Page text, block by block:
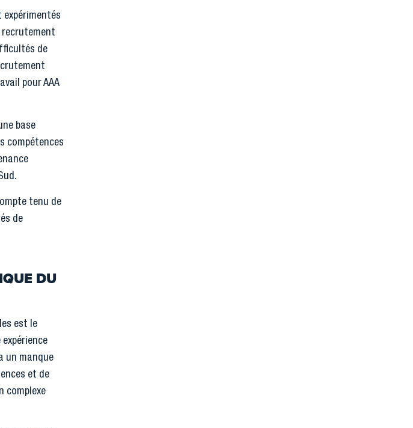
recrutement
de
pour AAA
base
compétences
tenu de
de
DU
est le
un manque
et de
complexe